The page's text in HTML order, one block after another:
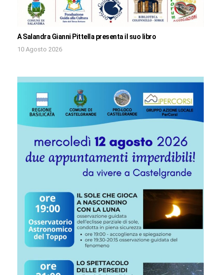
A Salandra Gianni Pittella presenta il suo libro
10 Agosto 2026